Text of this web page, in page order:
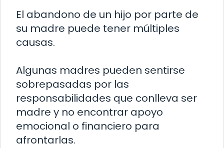
El abandono de un hijo por parte de
su madre puede tener múltiples
causas.
Algunas madres pueden sentirse
sobrepasadas por las
responsabilidades que conlleva ser
madre y no encontrar apoyo
emocional o financiero para
afrontarlas.